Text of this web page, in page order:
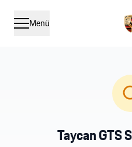
Menü
Taycan GTS